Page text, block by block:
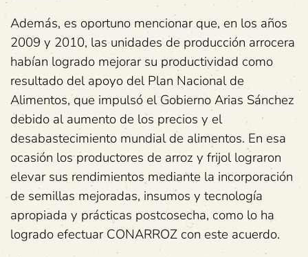
Además, es oportuno mencionar que, en los años
2009 y 2010, las unidades de producción arrocera
habían logrado mejorar su productividad como
resultado del apoyo del Plan Nacional de
Alimentos, que impulsó el Gobierno Arias Sánchez
debido al aumento de los precios y el
desabastecimiento mundial de alimentos. En esa
ocasión los productores de arroz y frijol lograron
elevar sus rendimientos mediante la incorporación
de semillas mejoradas, insumos y tecnología
apropiada y prácticas postcosecha, como lo ha
logrado efectuar CONARROZ con este acuerdo.